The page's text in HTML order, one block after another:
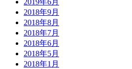
2019年6月
2018年9月
2018年8月
2018年7月
2018年6月
2018年5月
2018年1月